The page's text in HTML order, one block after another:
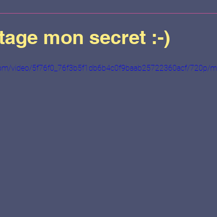
Doterra
mon secret :-)
video/5f76f0_76f3b5f1db6b4c0f9baab25722360acf/720p/